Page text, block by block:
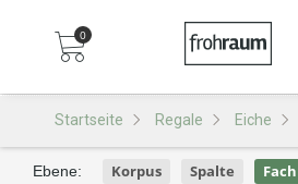
0
Startseite Regale Eiche
Ebene: Korpus Spalte Fach